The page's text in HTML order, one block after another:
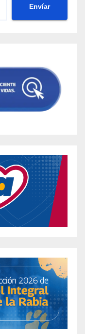
Envíar